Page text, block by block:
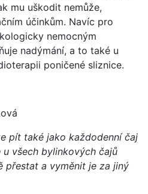
mu uškodit nemůže,
účinkům. Navíc pro
nemocným
nadýmání, a to také u
poničené sliznice.
pít také jako každodenní čaj
všech bylinkových čajů
přestat a vyměnit je za jiný